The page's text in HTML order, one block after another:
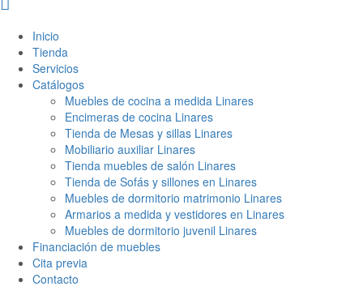
Inicio
Tienda
Servicios
Catálogos
Muebles de cocina a medida Linares
Encimeras de cocina Linares
Tienda de Mesas y sillas Linares
Mobiliario auxiliar Linares
Tienda muebles de salón Linares
Tienda de Sofás y sillones en Linares
Muebles de dormitorio matrimonio Linares
Armarios a medida y vestidores en Linares
Muebles de dormitorio juvenil Linares
Financiación de muebles
Cita previa
Contacto